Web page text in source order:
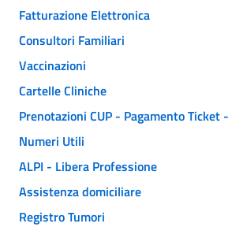
Fatturazione Elettronica
Consultori Familiari
Vaccinazioni
Cartelle Cliniche
Prenotazioni CUP - Pagamento
Numeri Utili
ALPI - Libera Professione
Assistenza domiciliare
Registro Tumori